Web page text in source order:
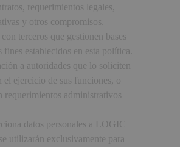
requerimientos legales,
y otros compromisos.
terceros que gestionen bases
fines establecidos en esta política.
a autoridades que lo soliciten
el ejercicio de sus funciones, o
requerimientos administrativos
datos personales a LOGIC
utilizarán exclusivamente para